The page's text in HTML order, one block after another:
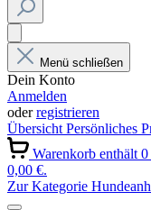
Menü schließen
Dein Konto
Anmelden
oderregistrieren
ÜbersichtPersönliches
Warenkorb enthält
0,00 €.
Zur Kategorie